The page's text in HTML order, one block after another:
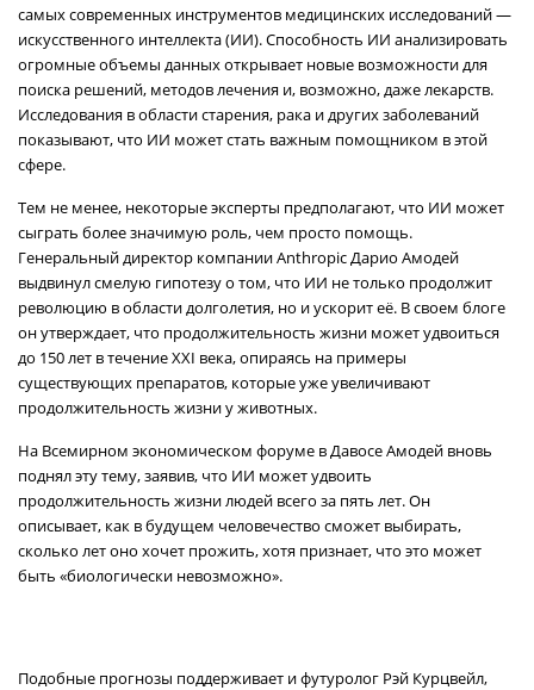
самых современных инструментов медицинских исследований —
искусственного интеллекта (ИИ). Способность ИИ анализировать
огромные объемы данных открывает новые возможности для
поиска решений, методов лечения и, возможно, даже лекарств.
Исследования в области старения, рака и других заболеваний
показывают, что ИИ может стать важным помощником в этой
сфере.
Тем не менее, некоторые эксперты предполагают, что ИИ может
сыграть более значимую роль, чем просто помощь.
Генеральный директор компании Anthropic Дарио Амодей
выдвинул смелую гипотезу о том, что ИИ не только продолжит
революцию в области долголетия, но и ускорит её. В своем блоге
он утверждает, что продолжительность жизни может удвоиться
до 150 лет в течение XXI века, опираясь на примеры
существующих препаратов, которые уже увеличивают
продолжительность жизни у животных.
На Всемирном экономическом форуме в Давосе Амодей вновь
поднял эту тему, заявив, что ИИ может удвоить
продолжительность жизни людей всего за пять лет. Он
описывает, как в будущем человечество сможет выбирать,
сколько лет оно хочет прожить, хотя признает, что это может
быть «биологически невозможно».
Подобные прогнозы поддерживает и футуролог Рэй Курцвейл,